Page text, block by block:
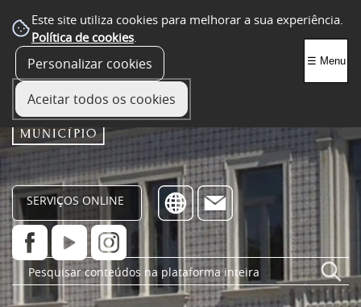
Este site utiliza cookies para melhorar a sua experiência.
Política de cookies.
Personalizar cookies
Aceitar todos os cookies
SERVIÇOS ONLINE
☰ Menu